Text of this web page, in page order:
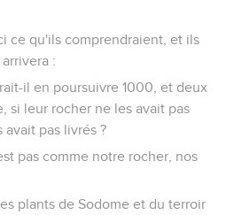
ce qu'ils comprendraient, et ils
:
il en poursuivre 1000, et deux
si leur rocher ne les avait pas
pas livrés ?
pas comme notre rocher, nos
plants de Sodome et du terroir